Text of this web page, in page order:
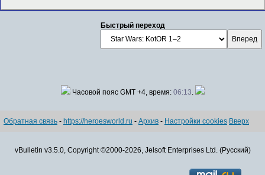
Быстрый переход
Часовой пояс GMT +4, время: 06:13.
Обратная связь - https://heroesworld.ru - Архив - Настройки cookies Вверх
vBulletin v3.5.0, Copyright ©2000-2026, Jelsoft Enterprises Ltd. (Русский)